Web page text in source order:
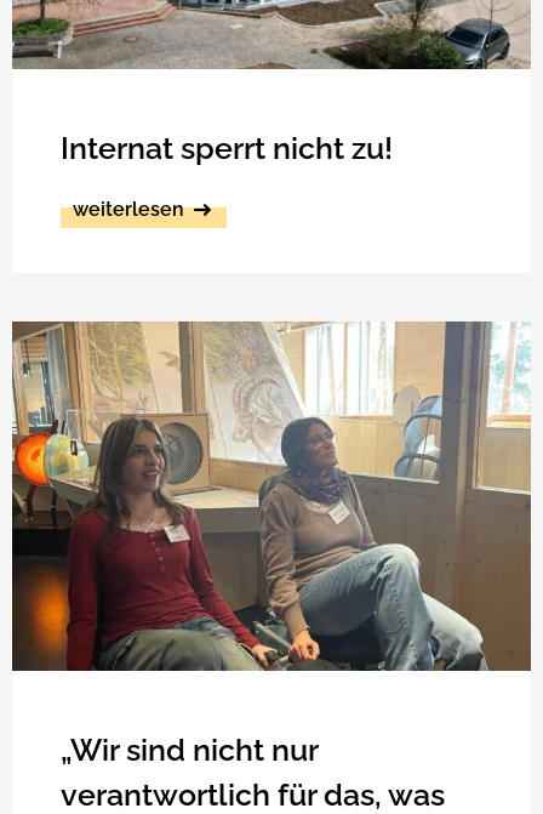
Internat sperrt nicht zu!
weiterlesen
„Wir sind nicht nur
verantwortlich für das, was